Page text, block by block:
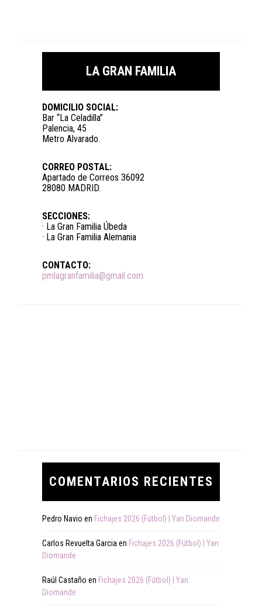
LA GRAN FAMILIA
DOMICILIO SOCIAL:
Bar “La Celadilla”
Palencia, 45
Metro Alvarado.
CORREO POSTAL:
Apartado de Correos 36092
28080 MADRID.
SECCIONES:
· La Gran Familia Úbeda
· La Gran Familia Alemania
CONTACTO:
pmlagranfamilia@gmail.com
COMENTARIOS RECIENTES
Pedro Navio en Fichajes 2026 (Fútbol) | Yan Diomande
Carlos Revuelta Garcia en Fichajes 2026 (Fútbol) | Yan
Diomande
Raúl Castaño en Fichajes 2026 (Fútbol) | Yan
Diomande